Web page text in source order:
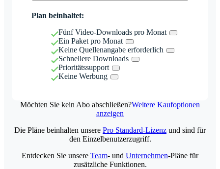
Plan beinhaltet:
Fünf Video-Downloads pro Monat
Ein Paket pro Monat
Keine Quellenangabe erforderlich
Schnellere Downloads
Prioritätssupport
Keine Werbung
Möchten Sie kein Abo abschließen?Weitere Kaufoptionen
anzeigen
Die Pläne beinhalten unsere Pro Standard-Lizenz und sind für
den Einzelbenutzerzugriff.
Entdecken Sie unsere Team- und Unternehmen-Pläne für
zusätzliche Funktionen.